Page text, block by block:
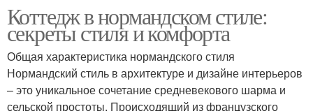
Коттедж в нормандском стиле:
секреты стиля и комфорта
Общая характеристика нормандского стиля
Нормандский стиль в архитектуре и дизайне интерьеров
– это уникальное сочетание средневекового шарма и
сельской простоты. Происходящий из французского